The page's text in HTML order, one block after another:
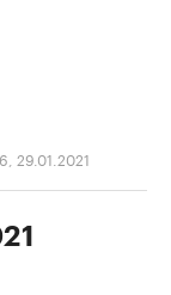
29.01.2021